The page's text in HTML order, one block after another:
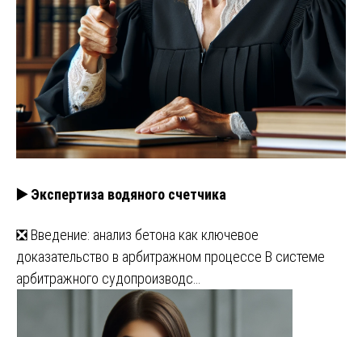
▶️ Экспертиза водяного счетчика
❎ Введение: анализ бетона как ключевое
доказательство в арбитражном процессе В системе
арбитражного судопроизводс…